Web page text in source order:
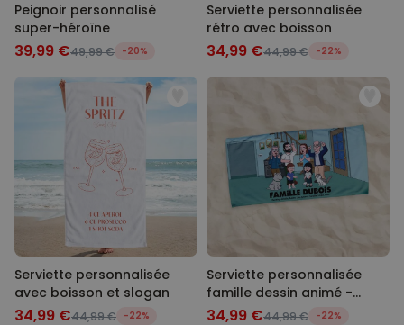
Peignoir personnalisé
super-héroïne
39,99 €49,99 € -20%
Serviette personnalisée
rétro avec boisson
34,99 €44,99 € -22%
Serviette personnalisée
avec boisson et slogan
34,99 €44,99 € -22%
Serviette personnalisée
famille dessin animé -
Illustration
34,99 €44,99 € -22%